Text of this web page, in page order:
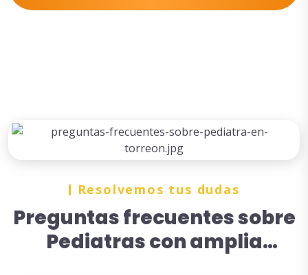
Resolvemos tus dudas
Preguntas frecuentes sobre
Pediatras con amplia